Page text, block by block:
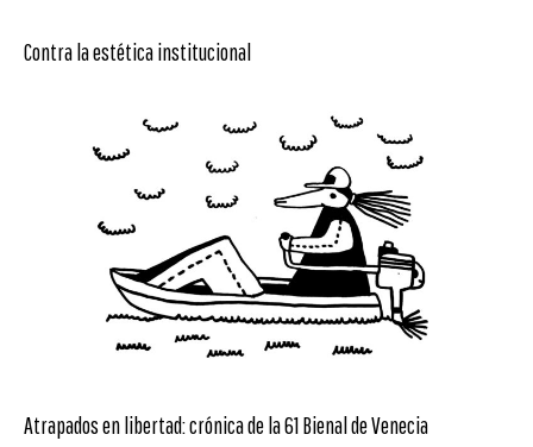
Contra la estética institucional
Atrapados en libertad: crónica de la 61 Bienal de Venecia